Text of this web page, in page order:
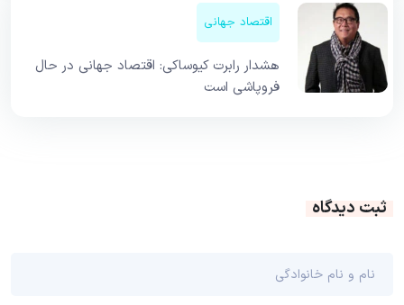
اقتصاد جهانی
هشدار رابرت کیوساکی: اقتصاد جهانی در حال
فروپاشی است
ثبت دیدگاه